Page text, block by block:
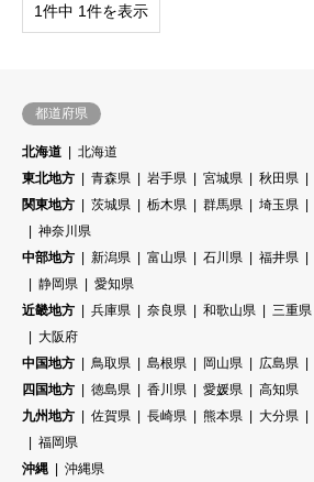
1件中 1件を表示
都道府県
北海道
北海道
東北地方
青森県 岩手県 宮城県 秋田県
関東地方
茨城県 栃木県 群馬県 埼玉県
神奈川県
中部地方
新潟県 富山県 石川県 福井県
静岡県
愛知県
近畿地方
兵庫県 奈良県 和歌山県 三重県
大阪府
中国地方
鳥取県 島根県 岡山県 広島県
四国地方
徳島県 香川県 愛媛県
高知県
九州地方
佐賀県 長崎県 熊本県 大分県
福岡県
沖縄
沖縄県